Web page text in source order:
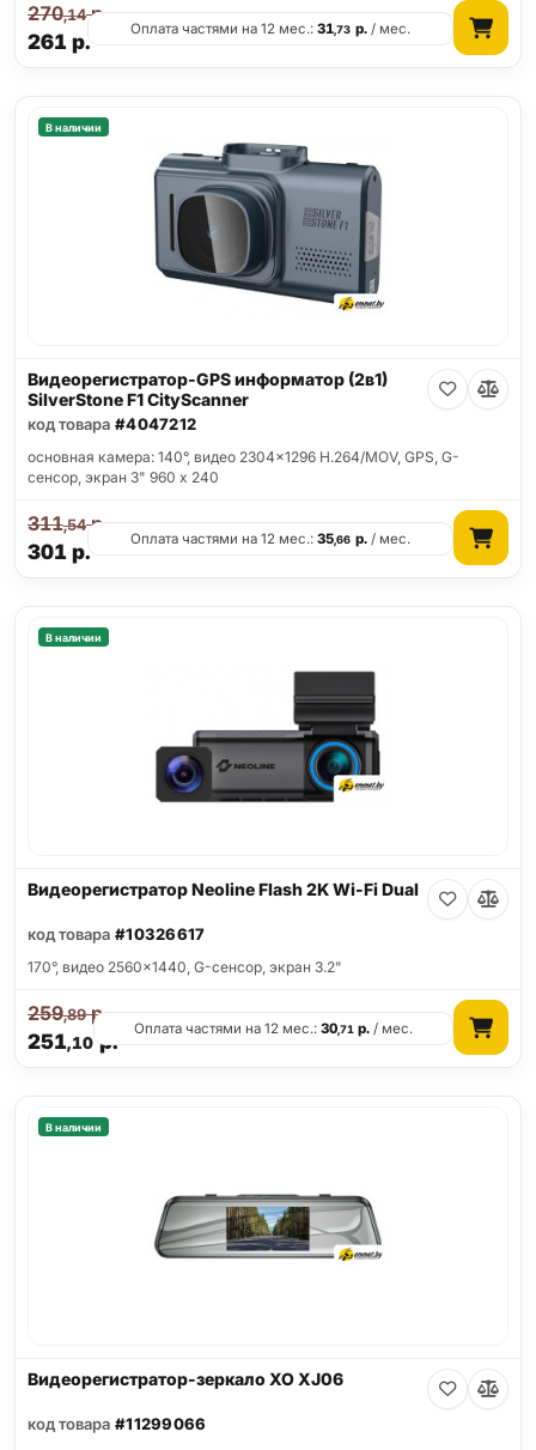
261 р.
270,14р.
Оплата частями на 12 мес.:31,73 р./ мес.
В наличии
Видеорегистратор-GPS информатор (2в1)
SilverStone F1 CityScanner
код товара #4047212
основная камера: 140°, видео 2304x1296 H.264/MOV, GPS, G-
сенсор, экран 3" 960 x 240
301 р.
311,54р.
Оплата частями на 12 мес.:35,66 р./ мес.
В наличии
Видеорегистратор Neoline Flash 2K Wi-Fi Dual
код товара #10326617
170°, видео 2560x1440, G-сенсор, экран 3.2"
251,10р.
259,89р.
Оплата частями на 12 мес.:30,71 р. / мес.
В наличии
Видеорегистратор-зеркало XO XJ06
код товара #11299066